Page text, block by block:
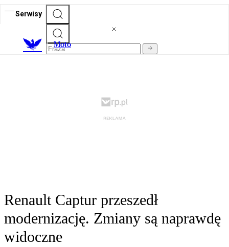
Serwisy
Moto
Renault Captur przeszedł
modernizację. Zmiany są naprawdę
widoczne